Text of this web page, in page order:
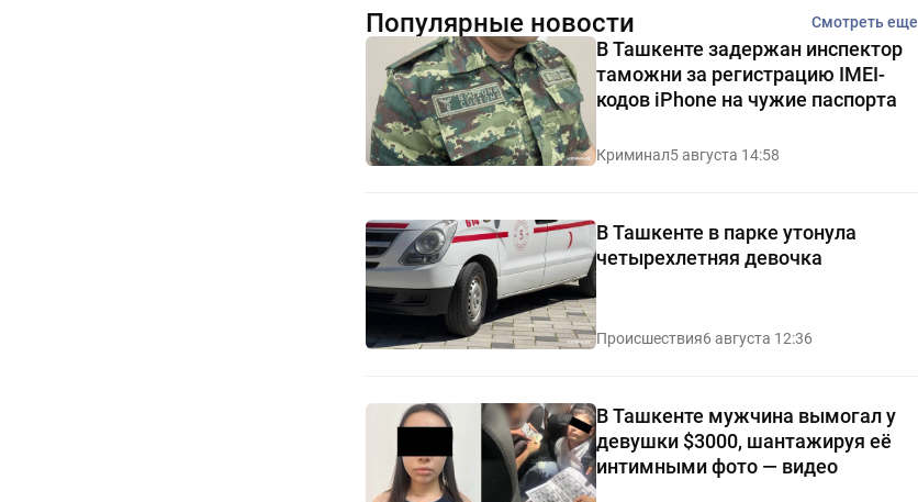
Популярные новости Смотреть еще
В Ташкенте задержан инспектор
таможни за регистрацию IMEI-
кодов iPhone на чужие паспорта
Криминал5 августа 14:58
В Ташкенте в парке утонула
четырехлетняя девочка
Происшествия6 августа 12:36
В Ташкенте мужчина вымогал у
девушки $3000, шантажируя её
интимными фото — видео